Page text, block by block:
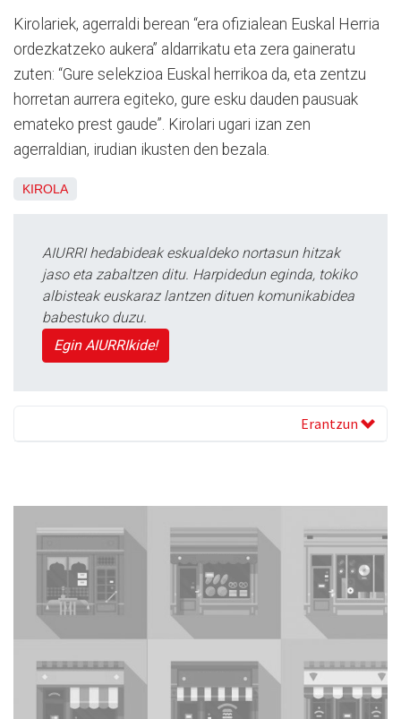
Kirolariek, agerraldi berean “era ofizialean Euskal Herria
ordezkatzeko aukera” aldarrikatu eta zera gaineratu
zuten: “Gure selekzioa Euskal herrikoa da, eta zentzu
horretan aurrera egiteko, gure esku dauden pausuak
emateko prest gaude”. Kirolari ugari izan zen
agerraldian, irudian ikusten den bezala.
KIROLA
AIURRI hedabideak eskualdeko nortasun hitzak
jaso eta zabaltzen ditu. Harpidedun eginda, tokiko
albisteak euskaraz lantzen dituen komunikabidea
babestuko duzu.
Egin AIURRIkide!
Erantzun